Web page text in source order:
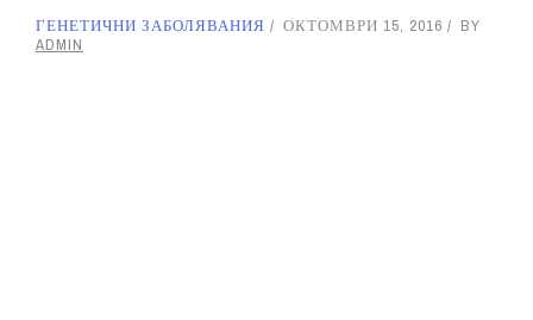
ГЕНЕТИЧНИ ЗАБОЛЯВАНИЯ ОКТОМВРИ 15, 2016
BY
ADMIN